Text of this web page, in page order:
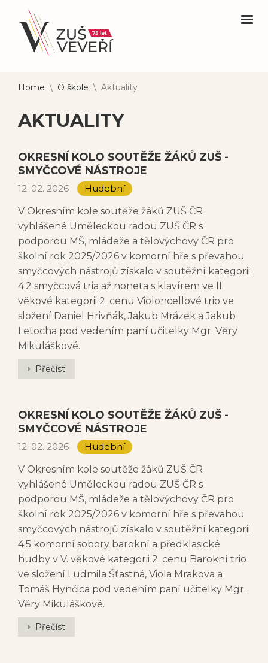
Home \ O škole \ Aktuality
AKTUALITY
OKRESNÍ KOLO SOUTĚŽE ŽÁKŮ ZUŠ -
SMYČCOVÉ NÁSTROJE
12. 02. 2026
Hudební
V Okresním kole soutěže žáků ZUŠ ČR
vyhlášené Uměleckou radou ZUŠ ČR s
podporou MŠ, mládeže a tělovýchovy ČR pro
školní rok 2025/2026 v komorní hře s převahou
smyčcových nástrojů získalo v soutěžní kategorii
4.2 smyčcová tria až noneta s klavírem ve II.
věkové kategorii 2. cenu Violoncellové trio ve
složení Daniel Hrivňák, Jakub Mrázek a Jakub
Letocha pod vedením paní učitelky Mgr. Věry
Mikuláškové.
Přečíst
OKRESNÍ KOLO SOUTĚŽE ŽÁKŮ ZUŠ -
SMYČCOVÉ NÁSTROJE
12. 02. 2026
Hudební
V Okresním kole soutěže žáků ZUŠ ČR
vyhlášené Uměleckou radou ZUŠ ČR s
podporou MŠ, mládeže a tělovýchovy ČR pro
školní rok 2025/2026 v komorní hře s převahou
smyčcových nástrojů získalo v soutěžní kategorii
4.5 komorní sobory barokní a předklasické
hudby v V. věkové kategorii 2. cenu Barokní trio
ve složení Ludmila Šťastná, Viola Mrakova a
Tomáš Hynčica pod vedením paní učitelky Mgr.
Věry Mikuláškové.
Přečíst